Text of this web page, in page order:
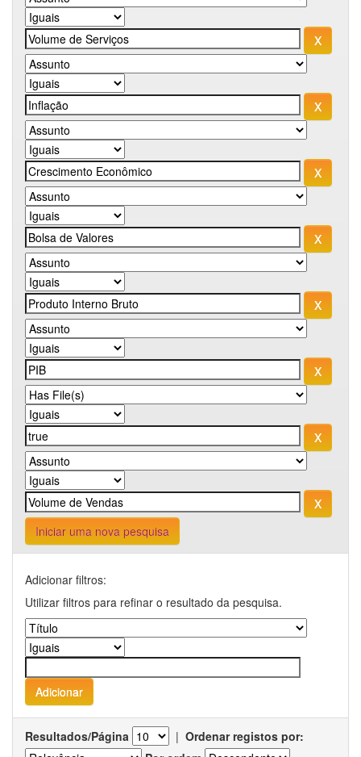
Iniciar uma nova pesquisa
Adicionar filtros:
Utilizar filtros para refinar o resultado da pesquisa.
Resultados/Página | Ordenar registos por: